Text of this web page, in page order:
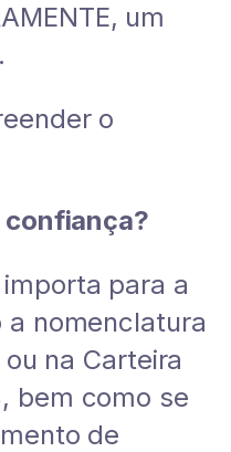
um
o
confiança?
para a
a nomenclatura
na Carteira
bem como se
de